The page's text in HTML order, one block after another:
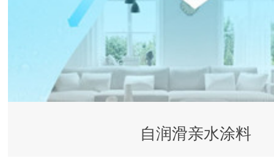
自润滑亲水涂料